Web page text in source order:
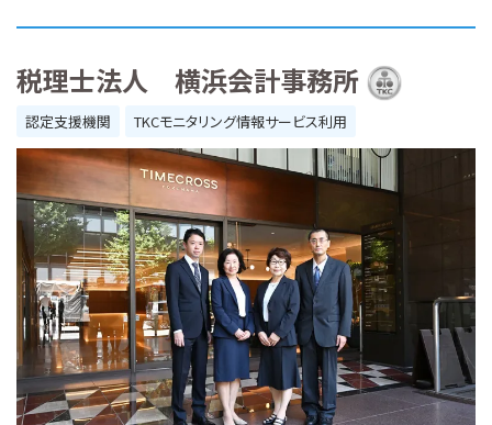
税理士法人 横浜会計事務所
認定支援機関 TKCモニタリング情報サービス利用